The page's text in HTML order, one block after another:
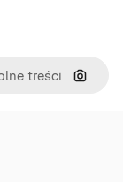
Szukaj